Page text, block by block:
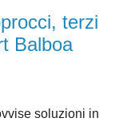
terzi
Balboa
soluzioni in